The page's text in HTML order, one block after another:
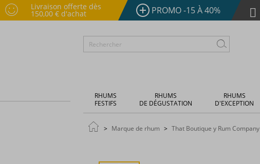
Livraison offerte dès
150,00 € d'achat PROMO -15 À 40%
RHUMS
FESTIFS
RHUMS
DE DÉGUSTATION
RHUMS
D'EXCEPTION
Marque de rhum That Boutique y Rum Company